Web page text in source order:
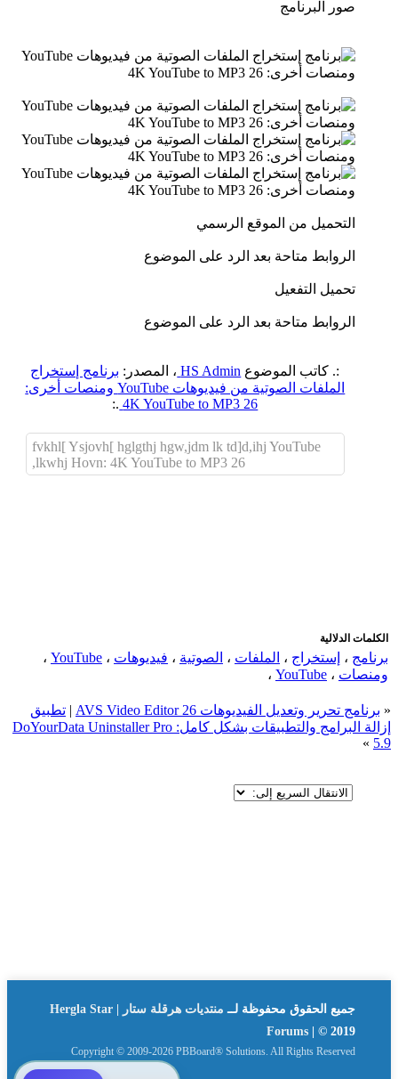
صور البرنامج
التحميل من الموقع الرسمي
الروابط متاحة بعد الرد على الموضوع
تحميل التفعيل
الروابط متاحة بعد الرد على الموضوع
:. كاتب الموضوع HS Admin ، المصدر: برنامج إستخراج
الملفات الصوتية من فيديوهات YouTube ومنصات أخرى:
4K YouTube to MP3 26
.:
fvkhl[ Ysjovh[ hglgthj hgw,jdm lk td]d,ihj YouTube
,lkwhj Hovn: 4K YouTube to MP3 26
الكلمات الدلالية
برنامج ، إستخراج ، الملفات ، الصوتية ، فيديوهات ، YouTube ،
ومنصات ، YouTube ،
« برنامج تحرير وتعديل الفيديوهات AVS Video Editor 26 | تطبيق
إزالة البرامج والتطبيقات بشكل كامل: DoYourData Uninstaller Pro
5.9
»
جميع الحقوق محفوظة لــ
منتديات هرقلة ستار | Hergla Star
Forums | © 2019
Copyright © 2009-2026 PBBoard® Solutions. All Rights Reserved